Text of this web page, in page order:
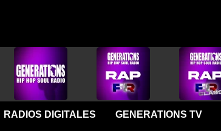
RADIOS DIGITALES GENERATIONS TV